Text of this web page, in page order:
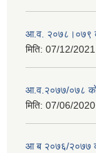
आ.व. २०७८।०७९
मिति: 07/12/
आ.व.२०७७/०७८
मिति: 07/06/
आ ब २०७६/२०७७